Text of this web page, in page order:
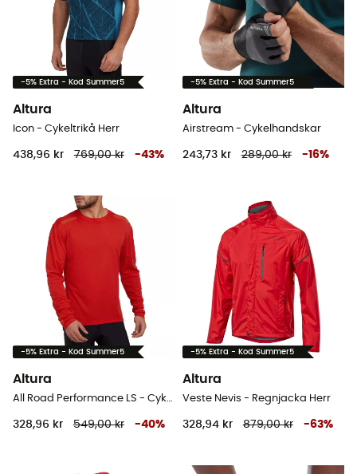
-5% Extra - Kod Summer5
Altura
Icon - Cykeltrikå Herr
438,96 kr 769,00 kr -43%
-5% Extra - Kod Summer5
Altura
Airstream - Cykelhandskar
243,73 kr 289,00 kr -16%
-5% Extra - Kod Summer5
Altura
All Road Performance LS - Cykeltrikå Herr
328,96 kr 549,00 kr -40%
-5% Extra - Kod Summer5
Altura
Veste Nevis - Regnjacka Herr
328,94 kr 879,00 kr -63%